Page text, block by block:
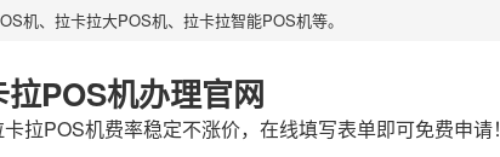
机、拉卡拉大POS机、拉卡拉智能POS机等。
拉POS机办理官网
拉POS机费率稳定不涨价，在线填写表单即可免费申请！